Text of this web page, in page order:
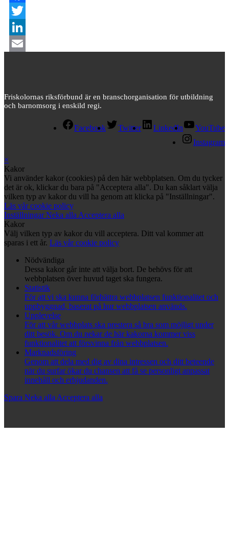
Facebook
Twitter
LinkedIn
Friskolornas riksförbund är en branschorganisation för utbildning
och barnomsorg i enskild regi.
Facebook Twitter LinkedIn
YouTube
Instagram
×
Kakor
Vi använder kakor (cookies) på den här webbplatsen. Om du tycker
det är ok, klickar du bara på "Acceptera alla". Du kan såklart välja
vilken typ av kakor du vill ha genom att klicka på "Inställningar".
Läs vår cookie policy
InställningarNeka allaAcceptera alla
Kakor
Välj vilken typ av kakor du vill acceptera. Ditt val kommer att
sparas i ett år. Läs vår cookie policy
Nödvändiga
Dessa kakor går inte att välja bort. De behövs för att
webbplatsen över huvud taget ska fungera.
Statistik
För att vi ska kunna förbättra webbplatsen funktionalitet och
uppbyggnad, baserat på hur webbplatsen används.
Upplevelse
För att vår webbplats ska prestera så bra som möjligt under
ditt besök. Om du nekar de här kakorna kommer viss
funktionalitet att försvinna från webbplatsen.
Marknadsföring
Genom att dela med dig av dina intressen och ditt beteende
när du surfar ökar du chansen att få se personligt anpassat
innehåll och erbjudanden.
Spara Neka allaAcceptera alla